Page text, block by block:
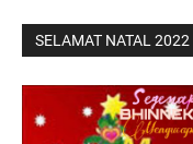
SELAMAT NATAL